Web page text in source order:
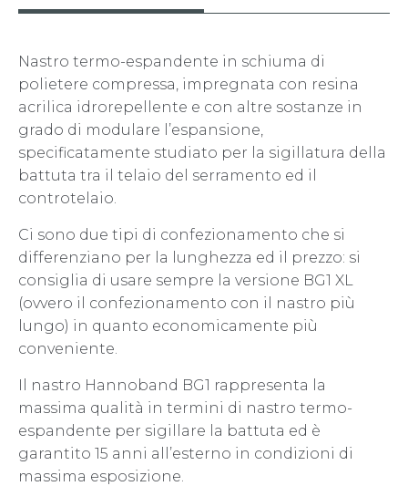
Nastro termo-espandente in schiuma di
polietere compressa, impregnata con resina
acrilica idrorepellente e con altre sostanze in
grado di modulare l’espansione,
specificatamente studiato per la sigillatura della
battuta tra il telaio del serramento ed il
controtelaio.
Ci sono due tipi di confezionamento che si
differenziano per la lunghezza ed il prezzo: si
consiglia di usare sempre la versione BG1 XL
(ovvero il confezionamento con il nastro più
lungo) in quanto economicamente più
conveniente.
Il nastro Hannoband BG1 rappresenta la
massima qualità in termini di nastro termo-
espandente per sigillare la battuta ed è
garantito 15 anni all’esterno in condizioni di
massima esposizione.